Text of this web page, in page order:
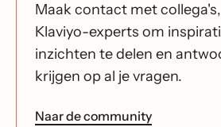
Maak contact met
Klaviyo-experts om
inzichten te delen en
krijgen op al je vragen.
Naar de community